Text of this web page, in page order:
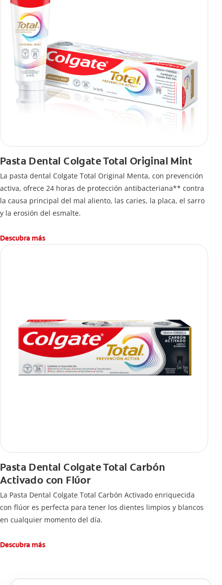
Pasta Dental Colgate Total Original Mint
La pasta dental Colgate Total Original Menta, con prevención
activa, ofrece 24 horas de protección antibacteriana** contra
la causa principal del mal aliento, las caries, la placa, el sarro
y la erosión del esmalte.
Descubra más
Pasta Dental Colgate Total Carbón
Activado con Flúor
La Pasta Dental Colgate Total Carbón Activado enriquecida
con flúor es perfecta para tener los dientes limpios y blancos
en cualquier momento del día.
Descubra más